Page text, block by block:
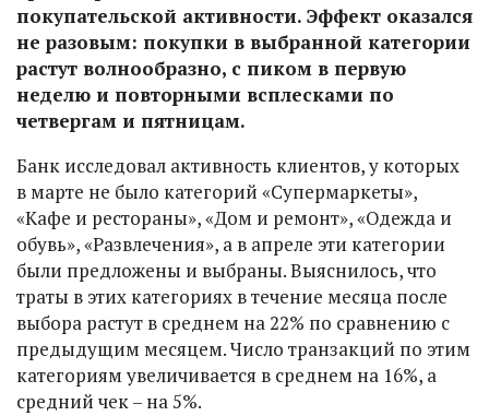
покупательской активности. Эффект оказался
не разовым: покупки в выбранной категории
растут волнообразно, с пиком в первую
неделю и повторными всплесками по
четвергам и пятницам.
Банк исследовал активность клиентов, у которых
в марте не было категорий «Супермаркеты»,
«Кафе и рестораны», «Дом и ремонт», «Одежда и
обувь», «Развлечения», а в апреле эти категории
были предложены и выбраны. Выяснилось, что
траты в этих категориях в течение месяца после
выбора растут в среднем на 22% по сравнению с
предыдущим месяцем. Число транзакций по этим
категориям увеличивается в среднем на 16%, а
средний чек – на 5%.